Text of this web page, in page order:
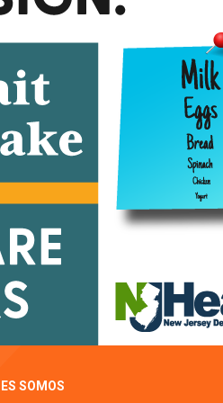
SOMOS